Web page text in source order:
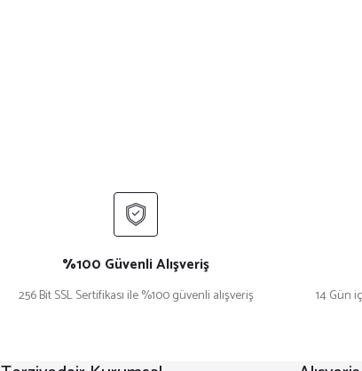
%100 Güvenli Alışveriş
256 Bit SSL Sertifikası ile %100 güvenli alışveriş 14 Gün